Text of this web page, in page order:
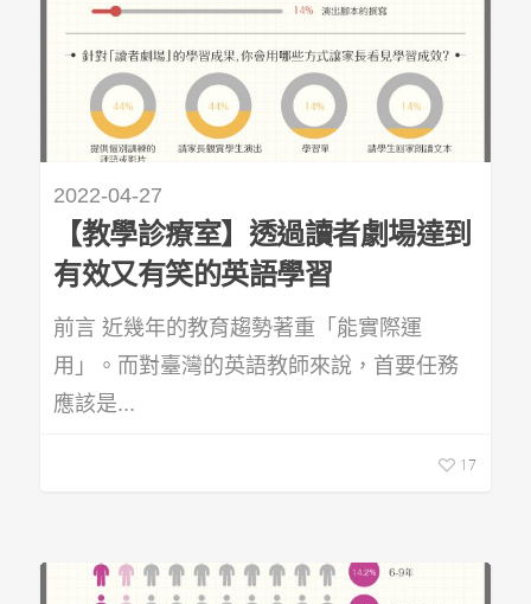
2022-04-27
【教學診療室】透過讀者劇場達到
有效又有笑的英語學習
前言 近幾年的教育趨勢著重「能實際運
用」。而對臺灣的英語教師來說，首要任務
應該是...
17